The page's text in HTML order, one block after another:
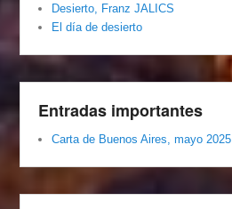
Desierto, Franz JALICS
El día de desierto
Entradas importantes
Carta de Buenos Aires, mayo 2025